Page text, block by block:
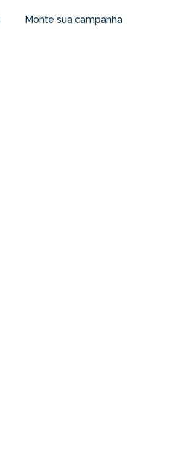
Monte sua campanha